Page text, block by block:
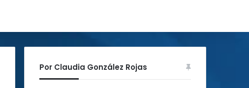
Por Claudia González Rojas